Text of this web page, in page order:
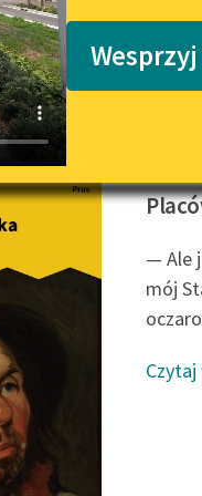
Bolesław Prus
— Ale
mój
Czytaj